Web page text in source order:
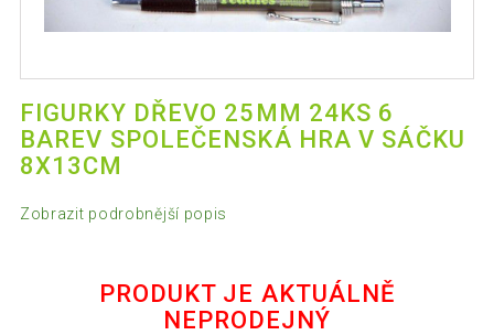
FIGURKY DŘEVO 25MM 24KS 6
BAREV SPOLEČENSKÁ HRA V SÁČKU
8X13CM
Zobrazit podrobnější popis
PRODUKT JE AKTUÁLNĚ
NEPRODEJNÝ